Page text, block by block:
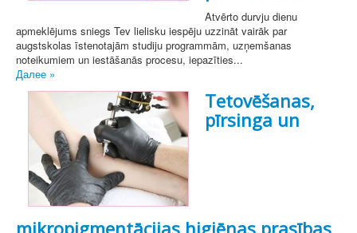
Atvērto durvju dienu
apmeklējums sniegs Tev lielisku iespēju uzzināt vairāk par
augstskolas īstenotajām studiju programmām, uzņemšanas
noteikumiem un iestāšanās procesu, iepazīties...
Далее »
Tetovēšanas,
pīrsinga un